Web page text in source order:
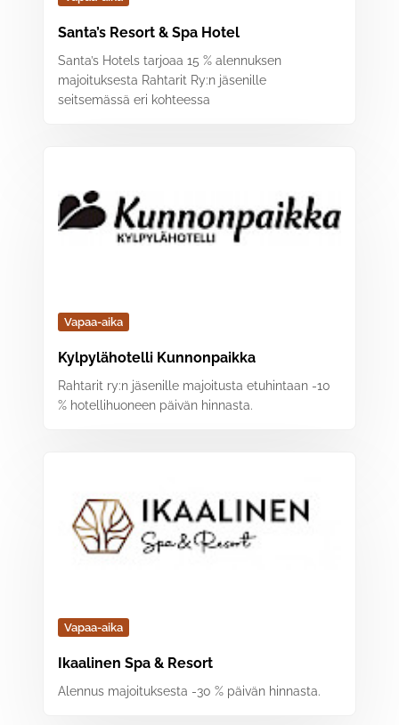
Santa’s Resort & Spa Hotel
Santa’s Hotels tarjoaa 15 % alennuksen
majoituksesta Rahtarit Ry:n jäsenille
seitsemässä eri kohteessa
Vapaa-aika
Kylpylähotelli Kunnonpaikka
Rahtarit ry:n jäsenille majoitusta etuhintaan -10
% hotellihuoneen päivän hinnasta.
Vapaa-aika
Ikaalinen Spa & Resort
Alennus majoituksesta -30 % päivän hinnasta.